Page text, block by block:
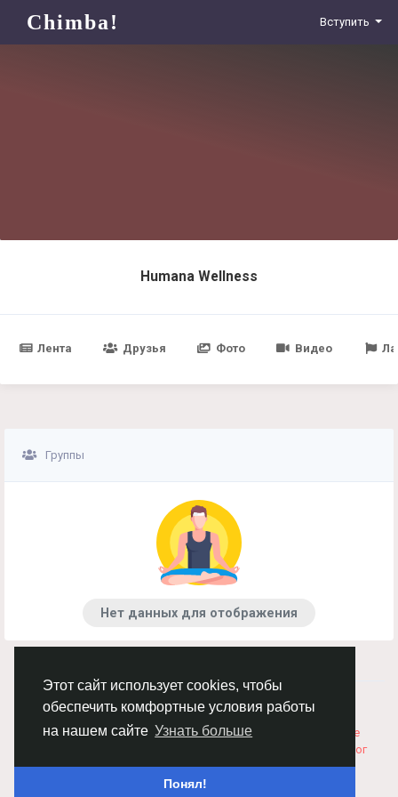
Этот сайт использует cookies, чтобы
обеспечить комфортные условия работы
на нашем сайте Узнать больше
Понял!
Chimba! Вступить
Humana Wellness
Лента Друзья Фото Видео
Группы
Нет данных для отображения
© 2026 Chimba!
Русский
Правила размещения и покупки товаров
Как добавить
вакансию
Правила размещения статей
Соглашение
Каталог